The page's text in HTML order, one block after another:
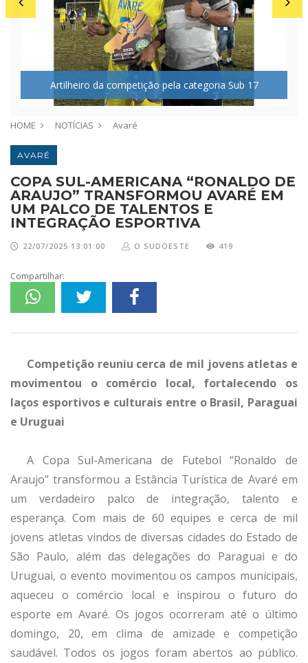
Artilheiro da competição pela categoria Sub 17
HOME NOTÍCIAS Avaré
AVARÉ
COPA SUL-AMERICANA “RONALDO DE
ARAUJO” TRANSFORMOU AVARÉ EM
UM PALCO DE TALENTOS E
INTEGRAÇÃO ESPORTIVA
22/07/2025 13:01:00 O SUDOESTE 419
Compartilhar:
Competição reuniu cerca de mil jovens atletas e
movimentou o comércio local, fortalecendo os
laços esportivos e culturais entre o Brasil, Paraguai
e Uruguai
A Copa Sul-Americana de Futebol “Ronaldo de
Araujo” transformou a Estância Turística de Avaré em
um verdadeiro palco de integração, talento e
esperança. Com mais de 60 equipes e cerca de mil
jovens atletas vindos de diversas cidades do Estado de
São Paulo, além das delegações do Paraguai e do
Uruguai, o evento movimentou os campos municipais,
aqueceu o comércio local e inspirou o futuro do
esporte em Avaré. Os jogos ocorreram até o último
domingo, 20, em clima de amizade e competição
saudável. Todos os jogos foram abertos ao público.